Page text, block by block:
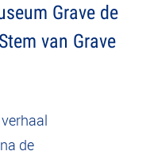
Grave de
van Grave
de